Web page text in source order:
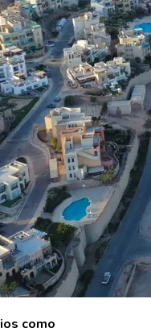
como